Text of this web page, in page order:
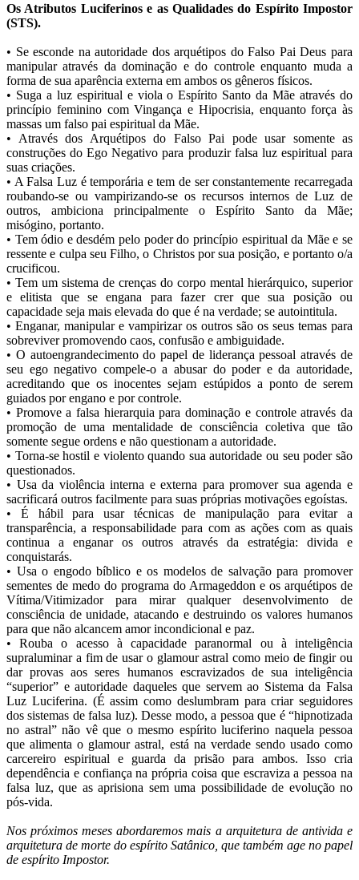
Os Atributos Luciferinos e as Qualidades do Espírito Impostor
(STS).
• Se esconde na autoridade dos arquétipos do Falso Pai Deus para
manipular através da dominação e do controle enquanto muda a
forma de sua aparência externa em ambos os gêneros físicos.
• Suga a luz espiritual e viola o Espírito Santo da Mãe através do
princípio feminino com Vingança e Hipocrisia, enquanto força às
massas um falso pai espiritual da Mãe.
• Através dos Arquétipos do Falso Pai pode usar somente as
construções do Ego Negativo para produzir falsa luz espiritual para
suas criações.
• A Falsa Luz é temporária e tem de ser constantemente recarregada
roubando-se ou vampirizando-se os recursos internos de Luz de
outros, ambiciona principalmente o Espírito Santo da Mãe;
misógino, portanto.
• Tem ódio e desdém pelo poder do princípio espiritual da Mãe e se
ressente e culpa seu Filho, o Christos por sua posição, e portanto o/a
crucificou.
• Tem um sistema de crenças do corpo mental hierárquico, superior
e elitista que se engana para fazer crer que sua posição ou
capacidade seja mais elevada do que é na verdade; se autointitula.
• Enganar, manipular e vampirizar os outros são os seus temas para
sobreviver promovendo caos, confusão e ambiguidade.
• O autoengrandecimento do papel de liderança pessoal através de
seu ego negativo compele-o a abusar do poder e da autoridade,
acreditando que os inocentes sejam estúpidos a ponto de serem
guiados por engano e por controle.
• Promove a falsa hierarquia para dominação e controle através da
promoção de uma mentalidade de consciência coletiva que tão
somente segue ordens e não questionam a autoridade.
• Torna-se hostil e violento quando sua autoridade ou seu poder são
questionados.
• Usa da violência interna e externa para promover sua agenda e
sacrificará outros facilmente para suas próprias motivações egoístas.
• É hábil para usar técnicas de manipulação para evitar a
transparência, a responsabilidade para com as ações com as quais
continua a enganar os outros através da estratégia: divida e
conquistarás.
• Usa o engodo bíblico e os modelos de salvação para promover
sementes de medo do programa do Armageddon e os arquétipos de
Vítima/Vitimizador para mirar qualquer desenvolvimento de
consciência de unidade, atacando e destruindo os valores humanos
para que não alcancem amor incondicional e paz.
• Rouba o acesso à capacidade paranormal ou à inteligência
supraluminar a fim de usar o glamour astral como meio de fingir ou
dar provas aos seres humanos escravizados de sua inteligência
“superior” e autoridade daqueles que servem ao Sistema da Falsa
Luz Luciferina. (É assim como deslumbram para criar seguidores
dos sistemas de falsa luz). Desse modo, a pessoa que é “hipnotizada
no astral” não vê que o mesmo espírito luciferino naquela pessoa
que alimenta o glamour astral, está na verdade sendo usado como
carcereiro espiritual e guarda da prisão para ambos. Isso cria
dependência e confiança na própria coisa que escraviza a pessoa na
falsa luz, que as aprisiona sem uma possibilidade de evolução no
pós-vida.
Nos próximos meses abordaremos mais a arquitetura de antivida e
arquitetura de morte do espírito Satânico, que também age no papel
de espírito Impostor.